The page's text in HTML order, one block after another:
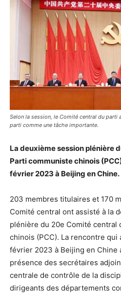
Selon la session, le Comité central du parti
parti comme une tâche importante.
La deuxième session plénière
Parti communiste chinois
février 2023 à Beijing en Chine.
203 membres titulaires et 170
Comité central ont assisté à la
plénière du 20e Comité central
chinois (PCC). La rencontre qui
février 2023 à Beijing en Chine
présence des secrétaires
centrale de contrôle de la
dirigeants des départements